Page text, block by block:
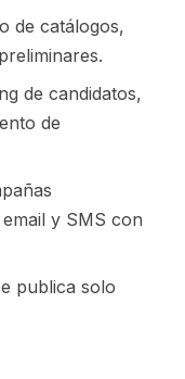
de catálogos,
de candidatos,
de
y SMS con
publica solo